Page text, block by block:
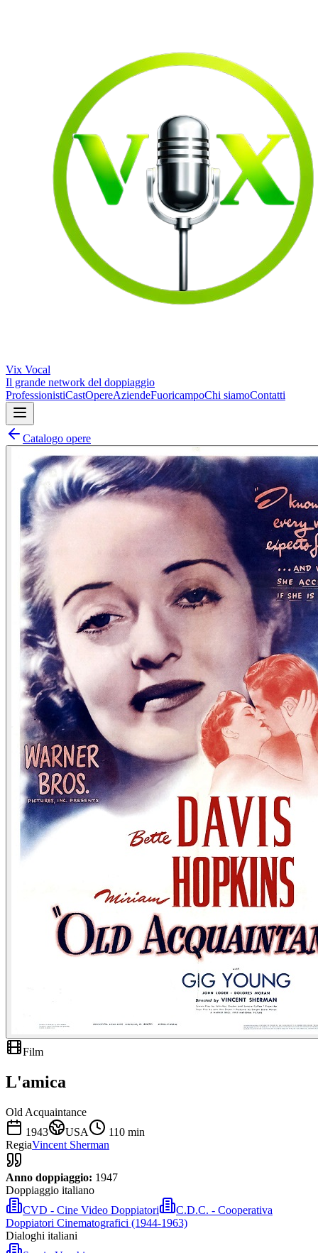
Vix Vocal
Il grande network del doppiaggio
ProfessionistiCastOpereAziendeFuoricampoChi siamoContatti
Catalogo opere
Film
L'amica
Old Acquaintance
1943
USA 110 min
RegiaVincent Sherman
Anno doppiaggio: 1947
Doppiaggio italiano
CVD - Cine Video Doppiatori
C.D.C. - Cooperativa
Doppiatori Cinematografici (1944-1963)
Dialoghi italiani